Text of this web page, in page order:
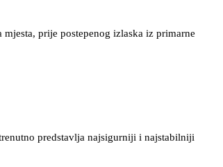
prije postepenog izlaska iz primarne
predstavlja najsigurniji i najstabilniji